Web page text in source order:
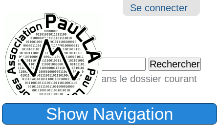
Outils
Se connecter
Chercher par
Seulement dans le dossier courant
Recherche
Show Navigation